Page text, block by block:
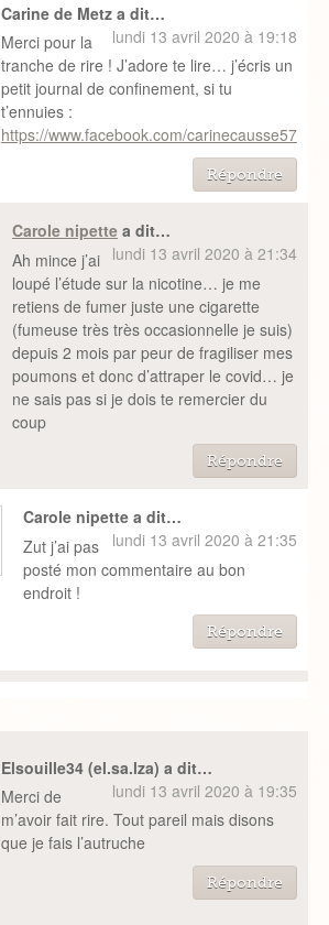
Carine de Metz a dit…
lundi 13 avril 2020 à 19:18
Merci pour la
tranche de rire ! J’adore te lire… j’écris un
petit journal de confinement, si tu
t’ennuies :
https://www.facebook.com/carinecausse57
Répondre
Carole nipettea dit…
lundi 13 avril 2020 à 21:34
Ah mince j’ai
loupé l’étude sur la nicotine… je me
retiens de fumer juste une cigarette
(fumeuse très très occasionnelle je suis)
depuis 2 mois par peur de fragiliser mes
poumons et donc d’attraper le covid… je
ne sais pas si je dois te remercier du
coup
Répondre
Carole nipette a dit…
lundi 13 avril 2020 à 21:35
Zut j’ai pas
posté mon commentaire au bon
endroit !
Répondre
Elsouille34 (el.sa.lza) a dit…
lundi 13 avril 2020 à 19:35
Merci de
m’avoir fait rire. Tout pareil mais disons
que je fais l’autruche
Répondre